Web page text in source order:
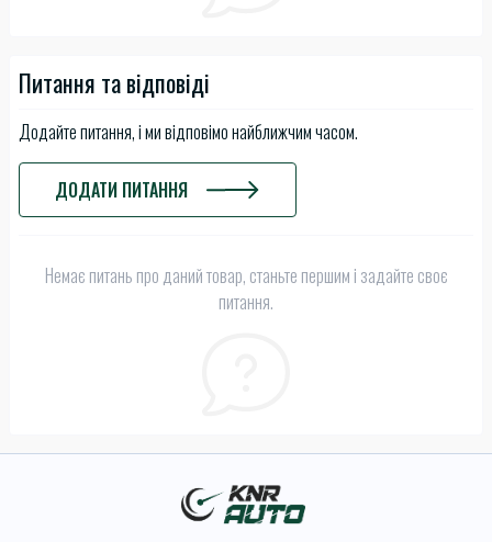
Питання та відповіді
Додайте питання, і ми відповімо найближчим часом.
ДОДАТИ ПИТАННЯ
Немає питань про даний товар, станьте першим і задайте своє
питання.